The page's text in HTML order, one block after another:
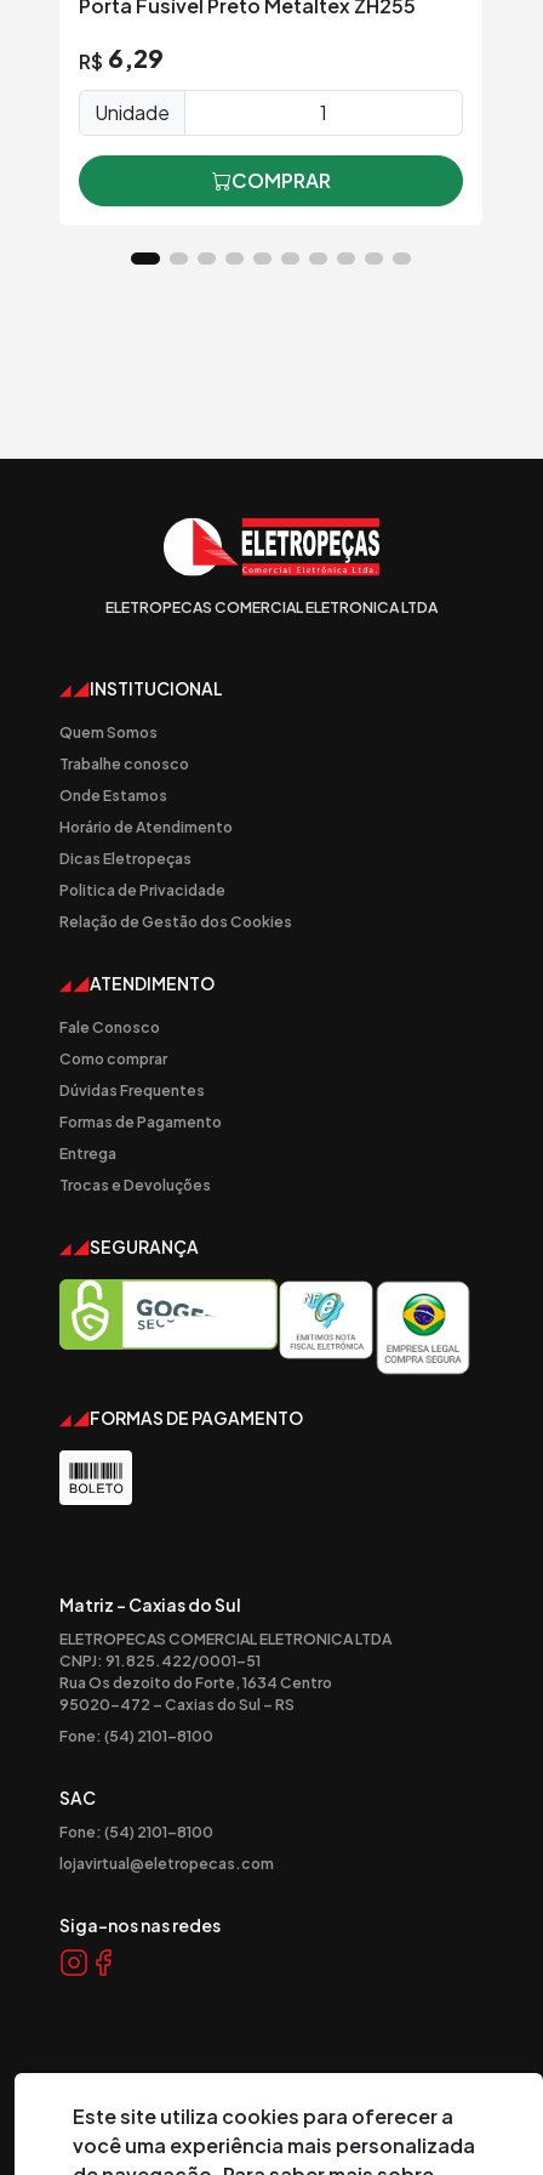
R$ 6,29
Unidade
COMPRAR
ELETROPECAS COMERCIAL ELETRONICA LTDA
INSTITUCIONAL
Quem Somos
Trabalhe conosco
Onde Estamos
Horário de Atendimento
Dicas Eletropeças
Politica de Privacidade
Relação de Gestão dos Cookies
ATENDIMENTO
Fale Conosco
Como comprar
Dúvidas Frequentes
Formas de Pagamento
Entrega
Trocas e Devoluções
SEGURANÇA
FORMAS DE PAGAMENTO
Matriz - Caxias do Sul
ELETROPECAS COMERCIAL ELETRONICA LTDA
CNPJ: 91.825.422/0001-51
Rua Os dezoito do Forte, 1634 Centro
95020-472 – Caxias do Sul – RS
Fone: (54) 2101-8100
SAC
Fone: (54) 2101-8100
lojavirtual@eletropecas.com
Siga-nos nas redes
2026Eletropeças Comercial Eletrônica Ltda ® - Todos os
Este site utiliza cookies para oferecer a
você uma experiência mais personalizada